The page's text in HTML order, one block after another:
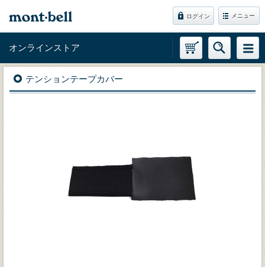
ログイン メニュー
オンラインストア
テンションテープカバー